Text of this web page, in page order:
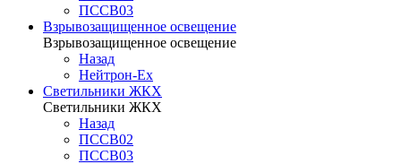
ПССВ03
Взрывозащищенное освещение
Взрывозащищенное освещение
Назад
Нейтрон-Ex
Светильники ЖКХ
Светильники ЖКХ
Назад
ПССВ02
ПССВ03